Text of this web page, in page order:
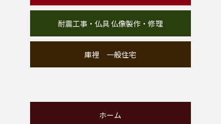
耐震工事・仏具 仏像製作・修理
庫裡 一般住宅
ホーム